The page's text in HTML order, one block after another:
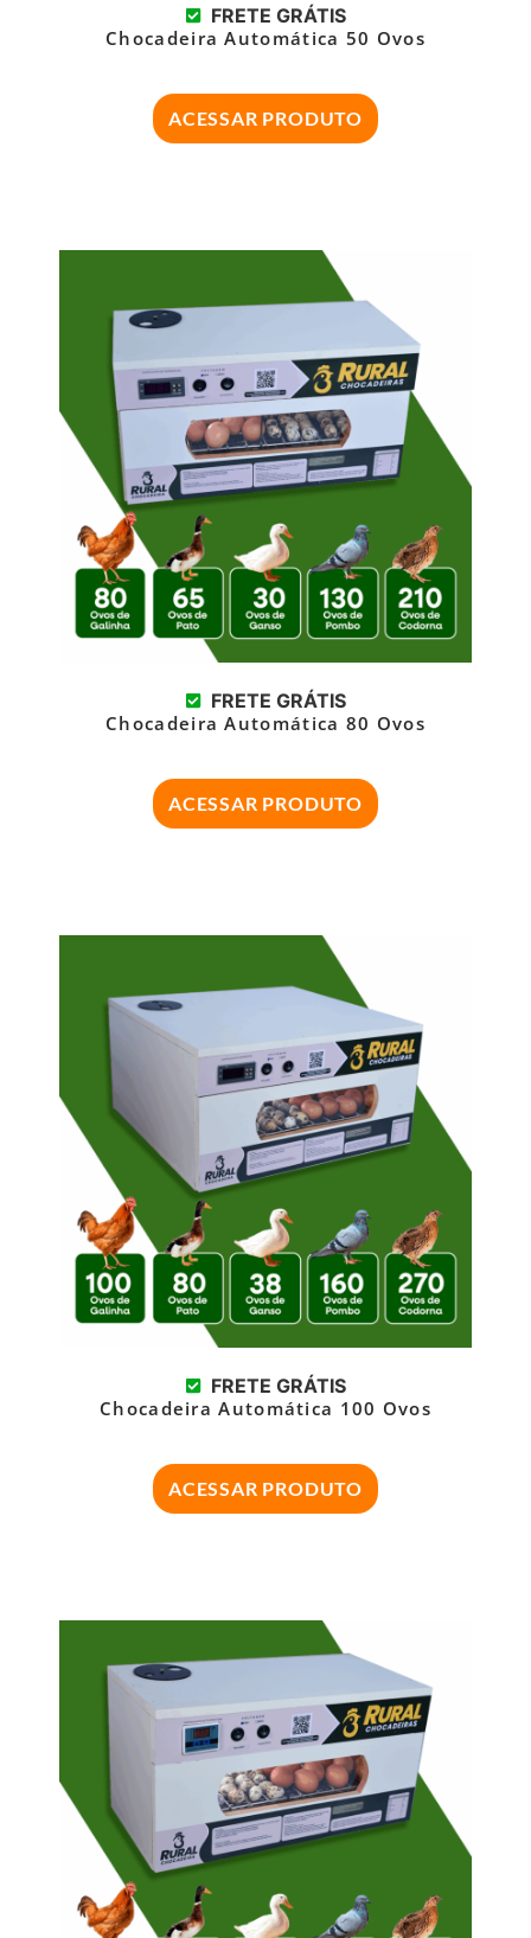
FRETE GRÁTIS
Chocadeira Automática 50 Ovos
ACESSAR PRODUTO
FRETE GRÁTIS
Chocadeira Automática 80 Ovos
ACESSAR PRODUTO
FRETE GRÁTIS
Chocadeira Automática 100 Ovos
ACESSAR PRODUTO